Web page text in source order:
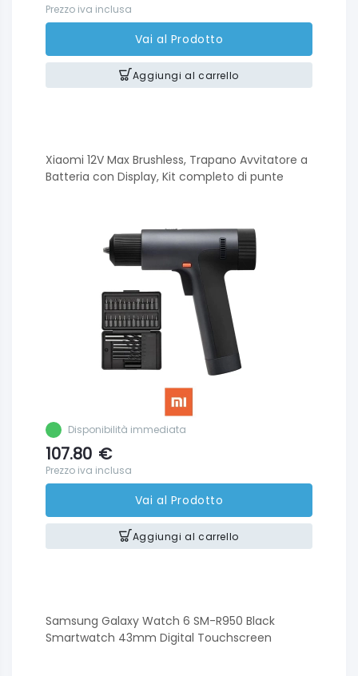
Prezzo iva inclusa
Vai al Prodotto
Aggiungi al carrello
Xiaomi 12V Max Brushless, Trapano Avvitatore a
Batteria con Display, Kit completo di punte
Disponibilità immediata
107.80 €
Prezzo iva inclusa
Vai al Prodotto
Aggiungi al carrello
Samsung Galaxy Watch 6 SM-R950 Black
Smartwatch 43mm Digital Touchscreen